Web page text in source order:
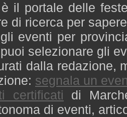
il portale delle
di ricerca per
eventi per
selezionare gli
dalla redazione,
segnala un
certificati di
di eventi,